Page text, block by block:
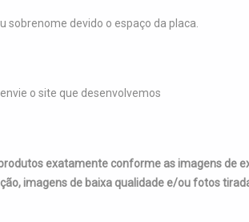
sobrenome devido o espaço da placa.
o site que desenvolvemos
exatamente conforme as imagens de
imagens de baixa qualidade e/ou fotos